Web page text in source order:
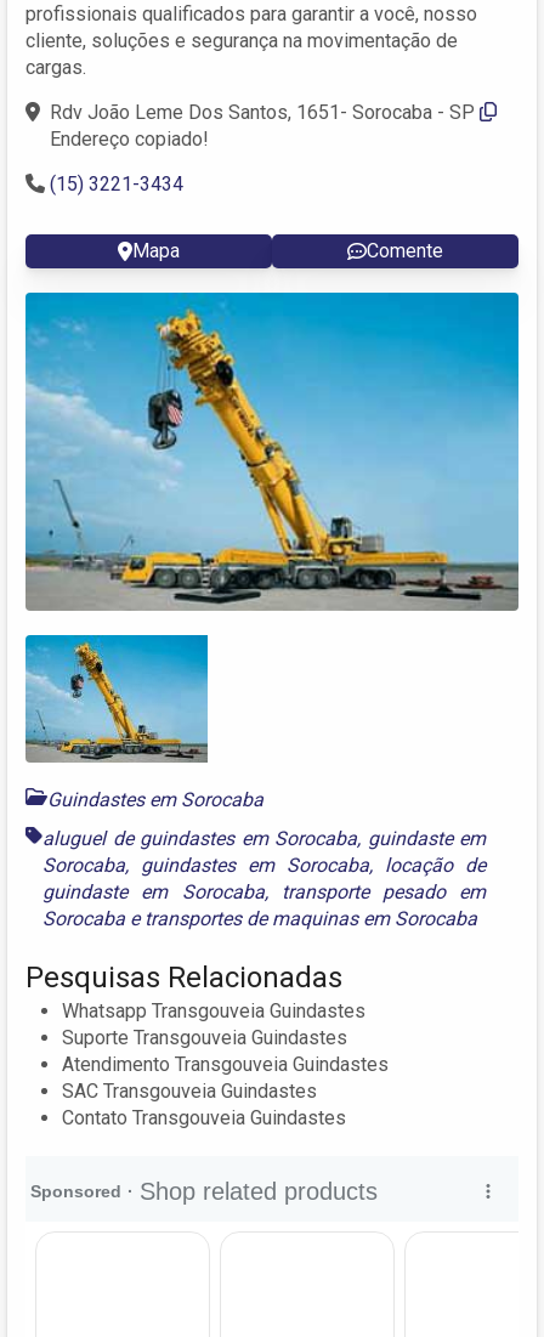
profissionais qualificados para garantir a você, nosso
cliente, soluções e segurança na movimentação de
cargas.
Rdv João Leme Dos Santos, 1651- Sorocaba - SP
Endereço copiado!
(15) 3221-3434
Mapa Comente
Guindastes em Sorocaba
aluguel de guindastes em Sorocaba, guindaste em
Sorocaba, guindastes em Sorocaba, locação de
guindaste em Sorocaba,
transporte pesado em
Sorocaba e transportes de maquinas em Sorocaba
Pesquisas Relacionadas
Whatsapp Transgouveia Guindastes
Suporte Transgouveia Guindastes
Atendimento Transgouveia Guindastes
SAC Transgouveia Guindastes
Contato Transgouveia Guindastes